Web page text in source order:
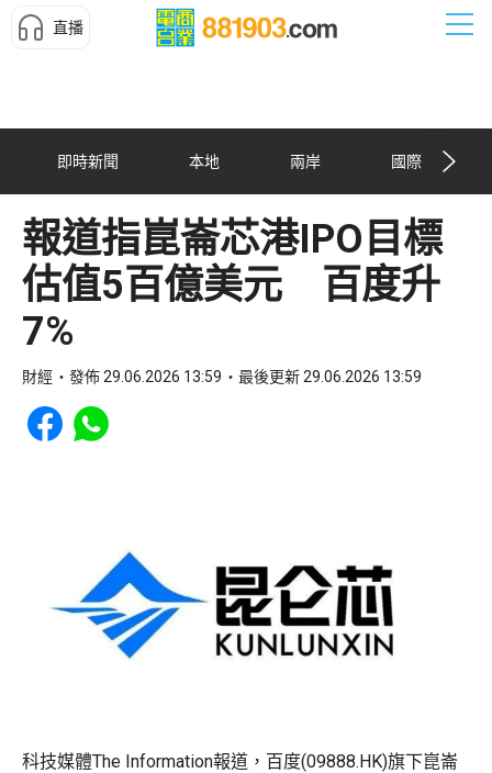
直播
即時新聞 本地 兩岸 國際
報道指崑崙芯港IPO目標
估值5百億美元 百度升
7%
財經 發佈 29.06.2026 13:59 最後更新 29.06.2026 13:59
Share to Facebook
Share to WhatsApp
科技媒體The Information報道，百度(09888.HK)旗下崑崙